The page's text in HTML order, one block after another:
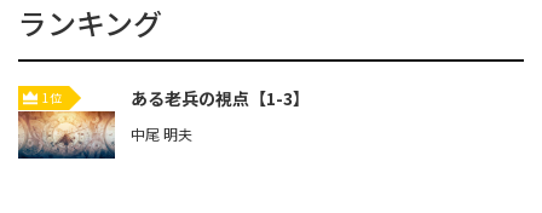
ランキング
1位 ある老兵の視点【1-3】
中尾 明夫